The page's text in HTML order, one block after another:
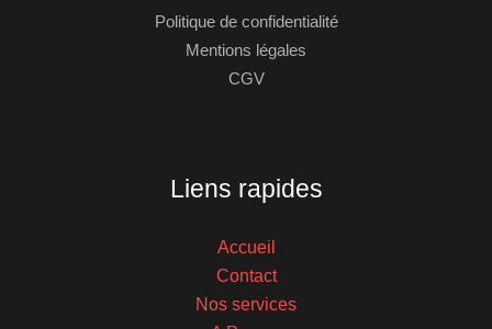
Politique de confidentialité
Mentions légales
CGV
Liens rapides
Accueil
Contact
Nos services